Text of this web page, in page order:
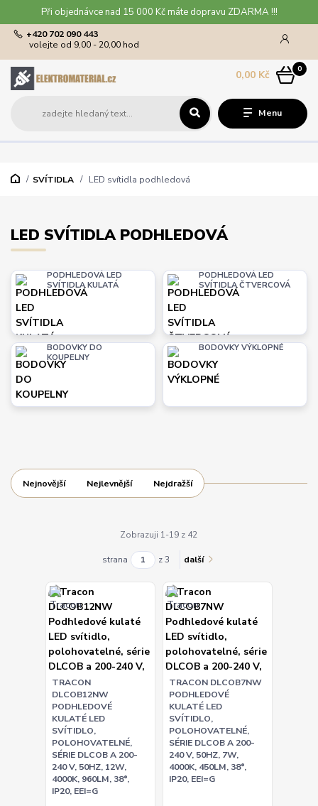
Při objednávce nad 15 000 Kč máte dopravu ZDARMA !!!
Menu
+420 702 090 443
volejte od 9,00 - 20,00 hod
0
0,00 Kč
SVÍTIDLA LED svítidla podhledová
LED SVÍTIDLA PODHLEDOVÁ
PODHLEDOVÁ LED
SVÍTIDLA KULATÁ
PODHLEDOVÁ LED
SVÍTIDLA ČTVERCOVÁ
BODOVKY DO
KOUPELNY
BODOVKY VÝKLOPNÉ
Nejnovější Nejlevnější Nejdražší
Zobrazuji 1-19 z 42
strana z 3 další
TRACON
DLCOB12NW
PODHLEDOVÉ
KULATÉ LED
SVÍTIDLO,
POLOHOVATELNÉ,
SÉRIE DLCOB A 200-
240 V, 50HZ, 12W,
4000K, 960LM, 38°,
IP20, EEI=G
TRACON DLCOB7NW
PODHLEDOVÉ
KULATÉ LED
SVÍTIDLO,
POLOHOVATELNÉ,
SÉRIE DLCOB A 200-
240 V, 50HZ, 7W,
4000K, 450LM, 38°,
IP20, EEI=G